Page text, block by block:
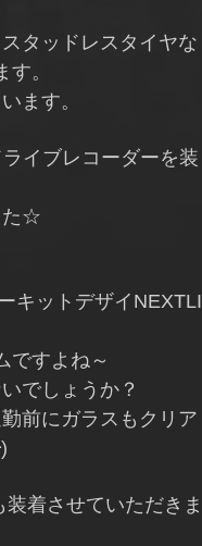
タッドレスタイヤな
。
ます。
イブレコーダーを装
た☆
キットデザイNEXTLI
ですよね～
でしょうか？
前にガラスもクリア
着させていただきま